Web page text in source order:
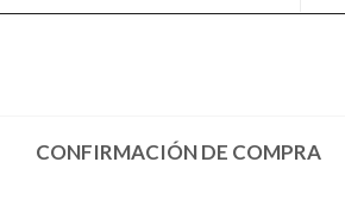
CONFIRMACIÓN DE COMPRA